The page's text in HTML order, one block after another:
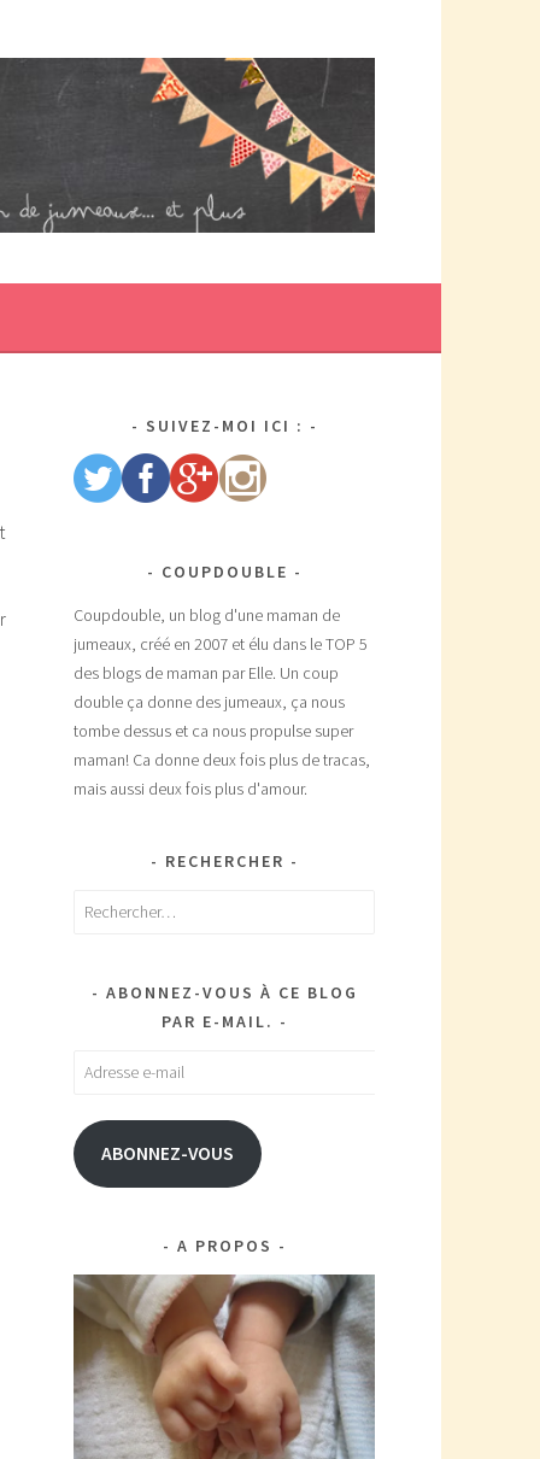
DE TRACAS, MAIS AUSSI DEUX FOIS PLUS D'AMOUR.
SUIVEZ-MOI ICI :
COUPDOUBLE
Coupdouble, un blog d'une maman de
jumeaux, créé en 2007 et élu dans le TOP 5
des blogs de maman par Elle. Un coup
double ça donne des jumeaux, ça nous
tombe dessus et ca nous propulse super
maman! Ca donne deux fois plus de tracas,
mais aussi deux fois plus d'amour.
RECHERCHER
Rechercher :
ABONNEZ-VOUS À CE BLOG
PAR E-MAIL.
Adresse
mail
ABONNEZ-VOUS
A PROPOS